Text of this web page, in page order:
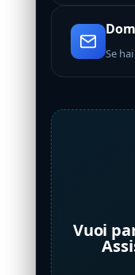
Se
Vuoi